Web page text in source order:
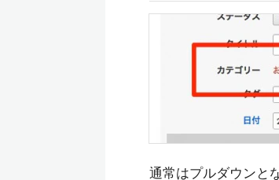
通常はプルダウンと